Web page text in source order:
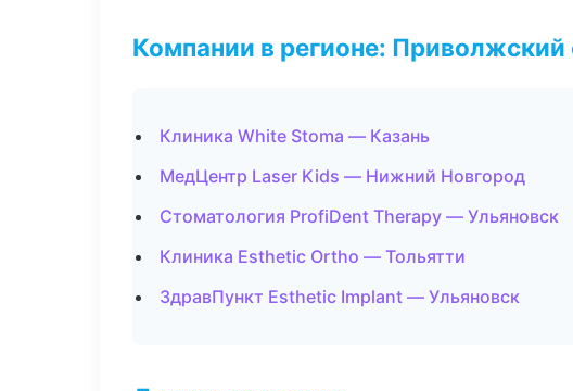
Компании в регионе:
Клиника White Stoma — Казань
МедЦентр Laser Kids — Нижний Новгород
Стоматология ProfiDent Therapy — Ульяновск
Клиника Esthetic Ortho — Тольятти
ЗдравПункт Esthetic Implant — Ульяновск